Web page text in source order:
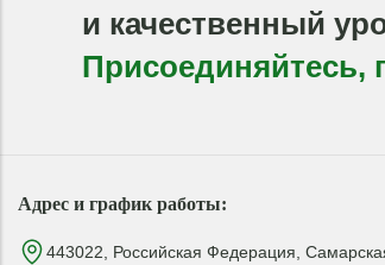
и качественный
Адрес и график работы:
443022, Российская Федерация,